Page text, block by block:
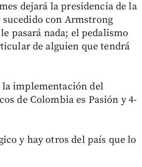
dejará la presidencia de la
con Armstrong
pasará nada; el pedalismo
de alguien que tendrá
la implementación del
de Colombia es Pasión y 4-
y hay otros del país que lo